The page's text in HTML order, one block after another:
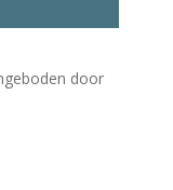
door